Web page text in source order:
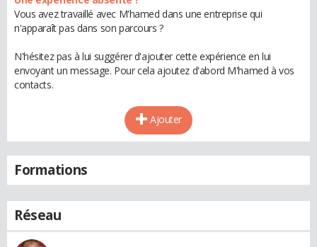
Vous avez travaillé avec M'hamed dans une entreprise qui
n'apparaît pas dans son parcours ?
N'hésitez pas à lui suggérer d'ajouter cette expérience en lui
envoyant un message. Pour cela ajoutez d'abord M'hamed à vos
contacts.
Ajouter
Formations
Réseau